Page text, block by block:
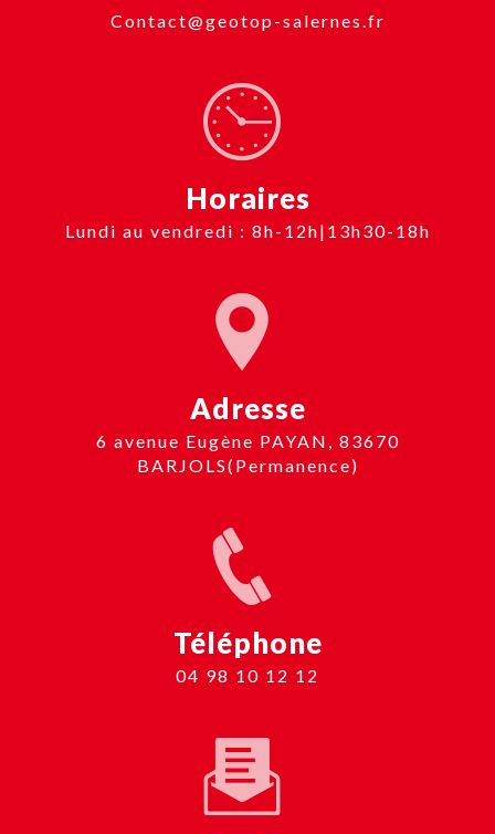
contact@geotop-salernes.fr
Horaires
Lundi au vendredi : 8h-12h|13h30-18h
Adresse
6 avenue Eugène PAYAN, 83670
BARJOLS(Permanence)
Téléphone
04 98 10 12 12